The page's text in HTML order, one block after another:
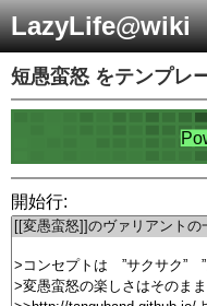
LazyLife@wiki
短愚蛮怒 をテンプレ
開始行: